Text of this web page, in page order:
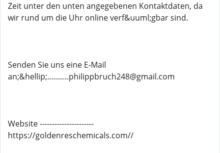
Zeit unter den unten angegebenen Kontaktdaten, da
wir rund um die Uhr online verf&uuml;gbar sind.
Senden Sie uns eine E-Mail
an;&hellip;...........philippbruch248@gmail.com
Website ----------------------
https://goldenreschemicals.com//